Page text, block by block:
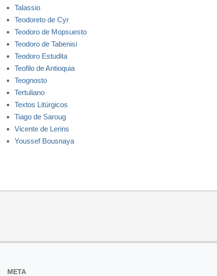
Talassio
Teodoreto de Cyr
Teodoro de Mopsuesto
Teodoro de Tabenisi
Teodoro Estudita
Teofilo de Antioquia
Teognosto
Tertuliano
Textos Litúrgicos
Tiago de Saroug
Vicente de Lerins
Youssef Bousnaya
META